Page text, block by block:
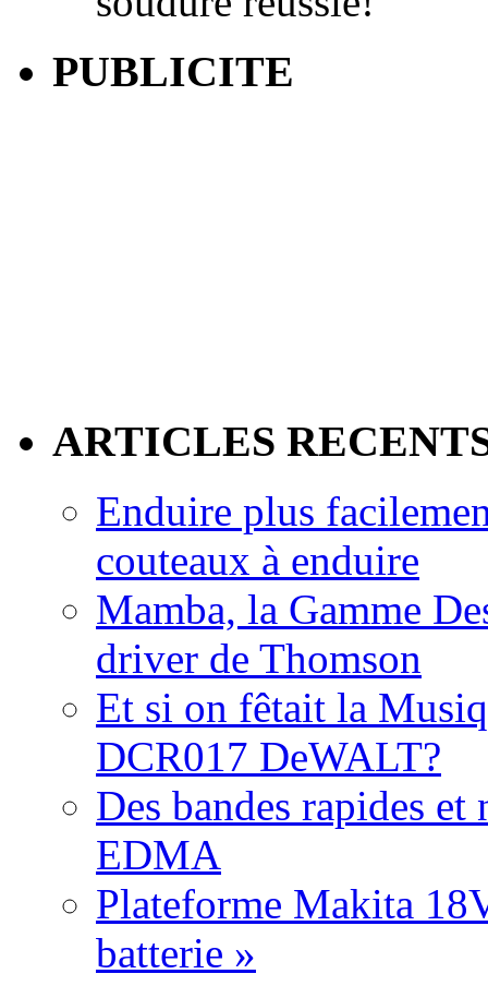
PUBLICITE
ARTICLES
Enduire plus
couteaux à enduire
Mamba, la Gamme
driver de Thomson
Et si on fêtait la
DCR017 DeWALT?
Des bandes rapides et
EDMA
Plateforme Makita
batterie »